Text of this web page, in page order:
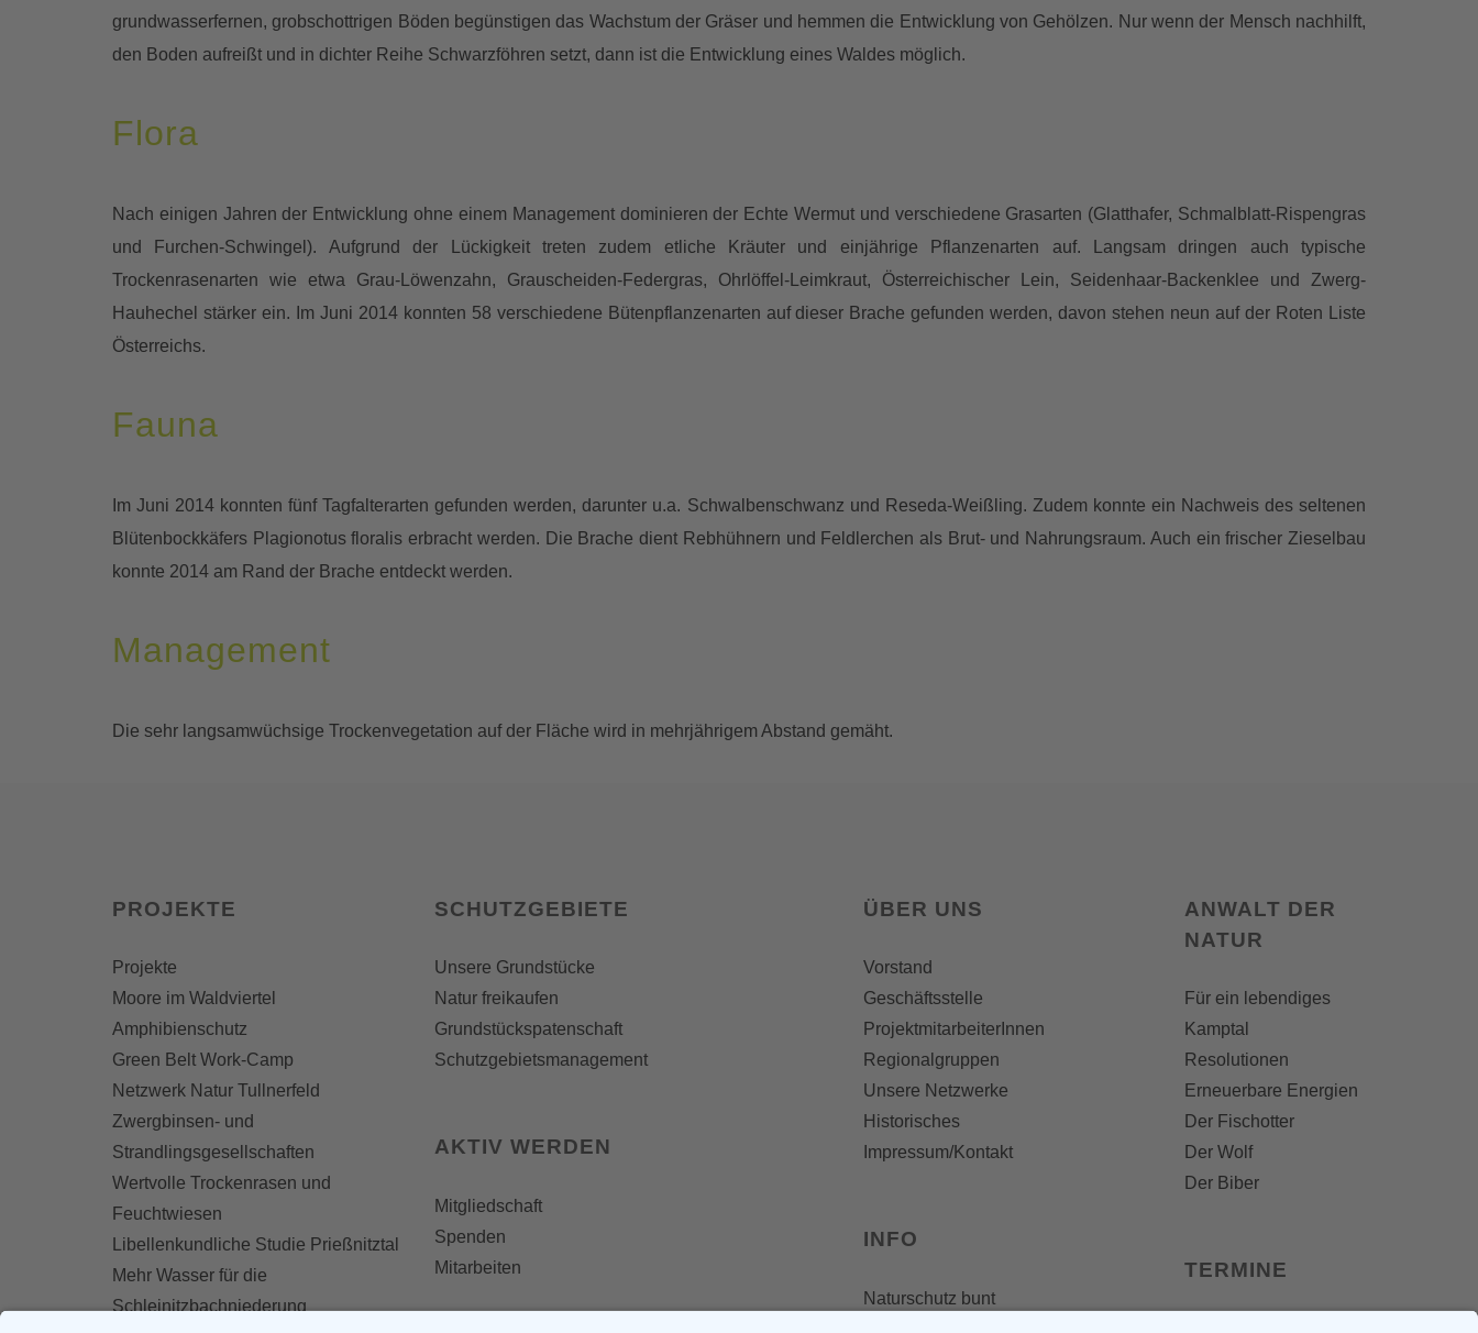
grundwasserfernen, grobschottrigen Böden begünstigen das Wachstum der Gräser und hemmen die Entwicklung von Gehölzen. Nur wenn der Mensch nachhilft,
den Boden aufreißt und in dichter Reihe Schwarzföhren setzt, dann ist die Entwicklung eines Waldes möglich.
Flora
Nach einigen Jahren der Entwicklung ohne einem Management dominieren der Echte Wermut und verschiedene Grasarten (Glatthafer, Schmalblatt-Rispengras
und Furchen-Schwingel). Aufgrund der Lückigkeit treten zudem etliche Kräuter und einjährige Pflanzenarten auf. Langsam dringen auch typische
Trockenrasenarten wie etwa Grau-Löwenzahn, Grauscheiden-Federgras, Ohrlöffel-Leimkraut, Österreichischer Lein, Seidenhaar-Backenklee und Zwerg-
Hauhechel stärker ein. Im Juni 2014 konnten 58 verschiedene Bütenpflanzenarten auf dieser Brache gefunden werden, davon stehen neun auf der Roten Liste
Österreichs.
Fauna
Im Juni 2014 konnten fünf Tagfalterarten gefunden werden, darunter u.a. Schwalbenschwanz und Reseda-Weißling. Zudem konnte ein Nachweis des seltenen
Blütenbockkäfers Plagionotus floralis erbracht werden. Die Brache dient Rebhühnern und Feldlerchen als Brut- und Nahrungsraum. Auch ein frischer Zieselbau
konnte 2014 am Rand der Brache entdeckt werden.
Management
Die sehr langsamwüchsige Trockenvegetation auf der Fläche wird in mehrjährigem Abstand gemäht.
PROJEKTE
Projekte
Moore im Waldviertel
Amphibienschutz
Green Belt Work-Camp
Netzwerk Natur Tullnerfeld
Zwergbinsen- und
Strandlingsgesellschaften
Wertvolle Trockenrasen und
Feuchtwiesen
Libellenkundliche Studie Prießnitztal
Mehr Wasser für die
Schleinitzbachniederung
SCHUTZGEBIETE
Unsere Grundstücke
Natur freikaufen
Grundstückspatenschaft
Schutzgebietsmanagement
AKTIV WERDEN
Mitgliedschaft
Spenden
Mitarbeiten
ÜBER UNS
Vorstand
Geschäftsstelle
ProjektmitarbeiterInnen
Regionalgruppen
Unsere Netzwerke
Historisches
Impressum/Kontakt
INFO
Naturschutz bunt
ANWALT DER
NATUR
Für ein lebendiges
Kamptal
Resolutionen
Erneuerbare Energien
Der Fischotter
Der Wolf
Der Biber
TERMINE